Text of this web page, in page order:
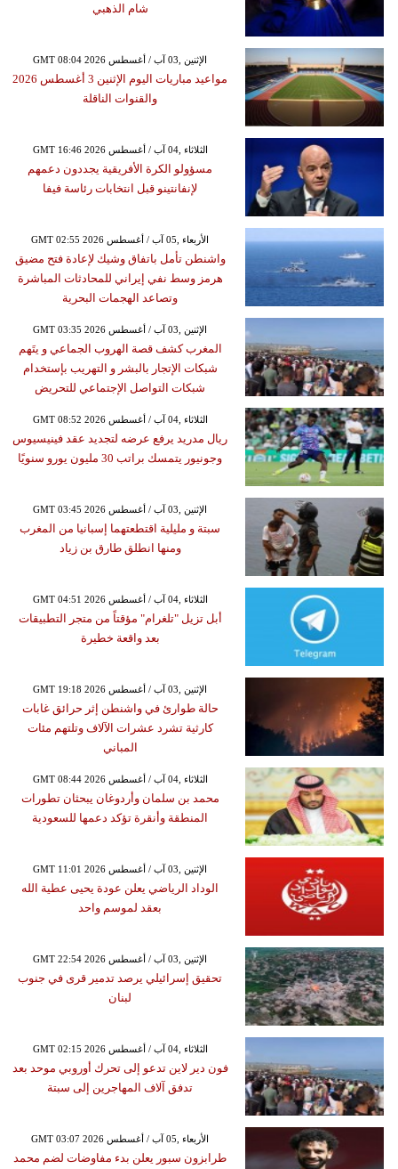
شام الذهبي
GMT 08:04 2026 الإثنين ,03 آب / أغسطس
مواعيد مباريات اليوم الإثنين 3 أغسطس 2026
والقنوات الناقلة
GMT 16:46 2026 الثلاثاء ,04 آب / أغسطس
مسؤولو الكرة الأفريقية يجددون دعمهم
لإنفانتينو قبل انتخابات رئاسة فيفا
GMT 02:55 2026 الأربعاء ,05 آب / أغسطس
واشنطن تأمل باتفاق وشيك لإعادة فتح مضيق
هرمز وسط نفي إيراني للمحادثات المباشرة
وتصاعد الهجمات البحرية
GMT 03:35 2026 الإثنين ,03 آب / أغسطس
المغرب كشف قصة الهروب الجماعي و يتَهم
شبكات الإتجار بالبشر و التهريب بإستخدام
شبكات التواصل الإجتماعي للتحريض
GMT 08:52 2026 الثلاثاء ,04 آب / أغسطس
ريال مدريد يرفع عرضه لتجديد عقد فينيسيوس
وجونيور يتمسك براتب 30 مليون يورو سنويًا
GMT 03:45 2026 الإثنين ,03 آب / أغسطس
سبتة و مليلية اقتطعتهما إسبانيا من المغرب
ومنها انطلق طارق بن زياد
GMT 04:51 2026 الثلاثاء ,04 آب / أغسطس
أبل تزيل "تلغرام" مؤقتاً من متجر التطبيقات
بعد واقعة خطيرة
GMT 19:18 2026 الإثنين ,03 آب / أغسطس
حالة طوارئ في واشنطن إثر حرائق غابات
كارثية تشرد عشرات الآلاف وتلتهم مئات
المباني
GMT 08:44 2026 الثلاثاء ,04 آب / أغسطس
محمد بن سلمان وأردوغان يبحثان تطورات
المنطقة وأنقرة تؤكد دعمها للسعودية
GMT 11:01 2026 الإثنين ,03 آب / أغسطس
الوداد الرياضي يعلن عودة يحيى عطية الله
بعقد لموسم واحد
GMT 22:54 2026 الإثنين ,03 آب / أغسطس
تحقيق إسرائيلي يرصد تدمير قرى في جنوب
لبنان
GMT 02:15 2026 الثلاثاء ,04 آب / أغسطس
فون دير لاين تدعو إلى تحرك أوروبي موحد بعد
تدفق آلاف المهاجرين إلى سبتة
GMT 03:07 2026 الأربعاء ,05 آب / أغسطس
طرابزون سبور يعلن بدء مفاوضات لضم محمد